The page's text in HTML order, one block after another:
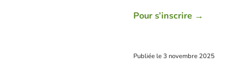
Pour s’inscrire →
Publiée le3 novembre 2025